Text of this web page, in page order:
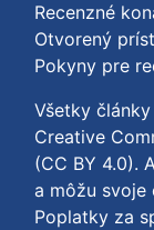
Recenzné
Otvorený
Pokyny pre
Všetky
Creative
(CC BY 4.0).
a môžu svoje
Poplatky za